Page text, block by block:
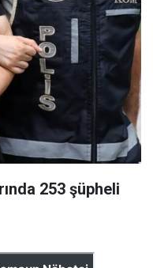
253 şüpheli